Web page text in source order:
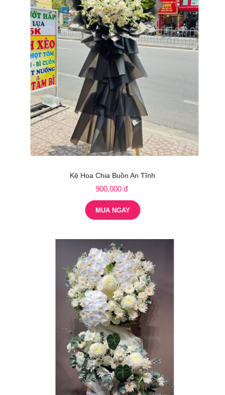
Kệ Hoa Chia Buồn An Tĩnh
900,000 đ
MUA NGAY